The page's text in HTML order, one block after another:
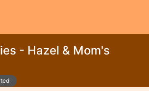
- Hazel & Mom's